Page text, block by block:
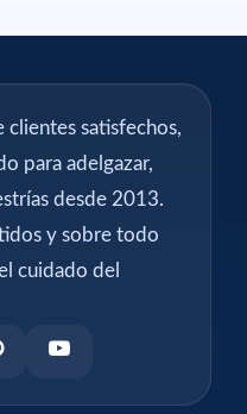
satisfechos,
para adelgazar,
desde 2013.
y sobre todo
cuidado del